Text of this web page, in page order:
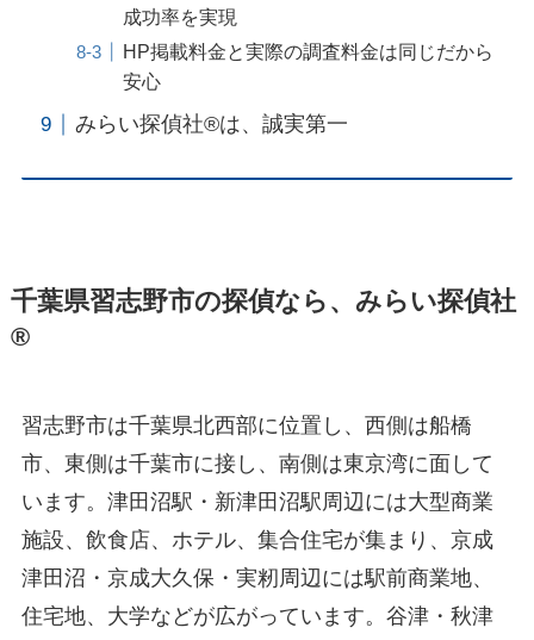
成功率を実現
HP掲載料金と実際の調査料金は同じだから
安心
みらい探偵社®︎は、誠実第一
千葉県習志野市の探偵なら、みらい探偵社
®︎
習志野市は千葉県北西部に位置し、西側は船橋
市、東側は千葉市に接し、南側は東京湾に面して
います。津田沼駅・新津田沼駅周辺には大型商業
施設、飲食店、ホテル、集合住宅が集まり、京成
津田沼・京成大久保・実籾周辺には駅前商業地、
住宅地、大学などが広がっています。谷津・秋津